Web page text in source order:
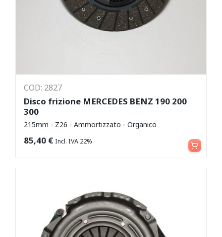
COD: 2827
Disco frizione MERCEDES BENZ 190 200
300
215mm - Z26 - Ammortizzato - Organico
85,40 € Incl. IVA 22% Aggiungi al carrello